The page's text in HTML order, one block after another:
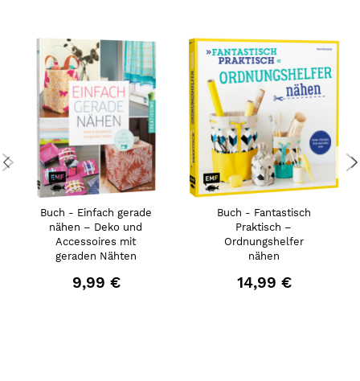
Buch - Einfach gerade
nähen – Deko und
Accessoires mit
geraden Nähten
9,99 €
Buch - Fantastisch
Praktisch –
Ordnungshelfer
nähen
14,99 €